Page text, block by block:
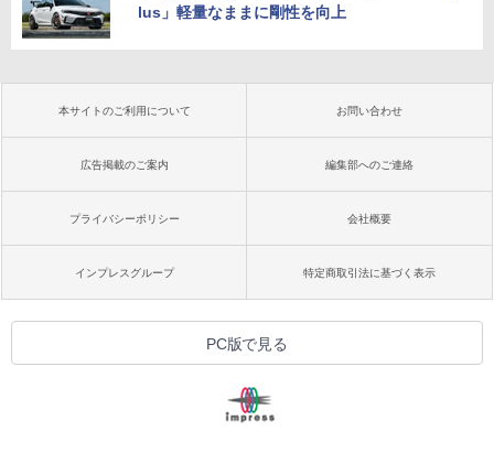
lus」軽量なままに剛性を向上
本サイトのご利用について お問い合わせ
広告掲載のご案内 編集部へのご連絡
プライバシーポリシー 会社概要
インプレスグループ 特定商取引法に基づく表示
PC版で見る